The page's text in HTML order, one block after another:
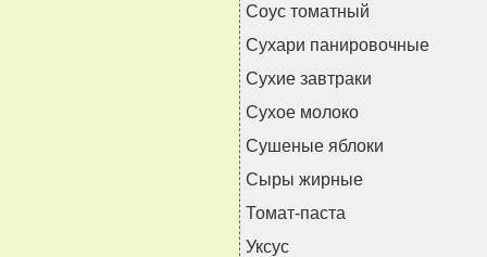
Соус томатный
Сухари панировочные
Сухие завтраки
Сухое молоко
Сушеные яблоки
Сыры жирные
Томат-паста
Уксус